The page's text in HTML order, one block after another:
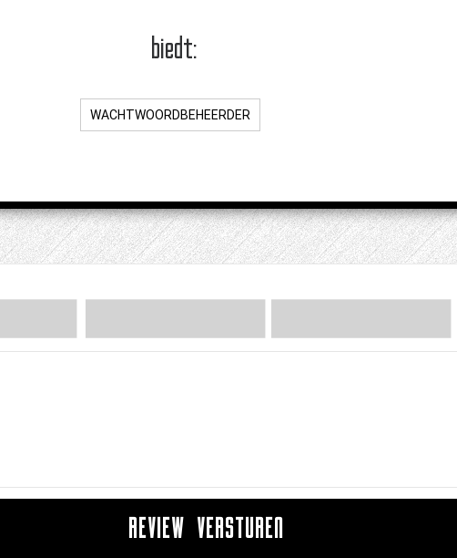
biedt:
WACHTWOORDBEHEERDER
REVIEW VERSTUREN